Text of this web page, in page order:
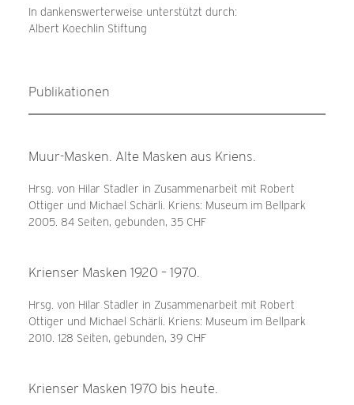
In dankenswerterweise unterstützt durch:
Albert Koechlin Stiftung
Publikationen
Muur-Masken. Alte Masken aus Kriens.
Hrsg. von Hilar Stadler in Zusammenarbeit mit Robert
Ottiger und Michael Schärli. Kriens: Museum im Bellpark
2005. 84 Seiten, gebunden, 35 CHF
Krienser Masken 1920 – 1970.
Hrsg. von Hilar Stadler in Zusammenarbeit mit Robert
Ottiger und Michael Schärli. Kriens: Museum im Bellpark
2010. 128 Seiten, gebunden, 39 CHF
Krienser Masken 1970 bis heute.